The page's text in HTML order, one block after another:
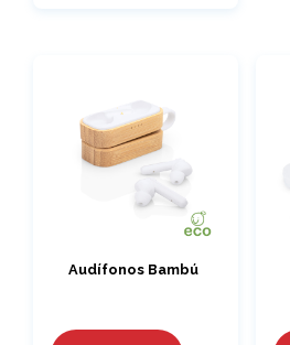
Audífonos Bambú